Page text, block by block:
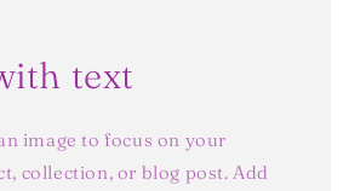
text
image to focus on your
collection, or blog post. Add